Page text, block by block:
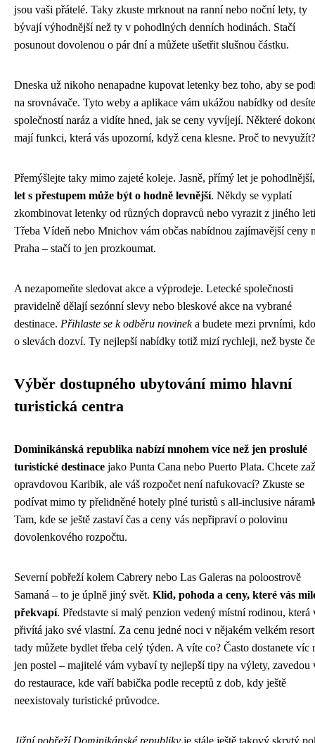
jsou vaši přátelé. Taky zkuste mrknout na ranní nebo noční lety, ty
bývají výhodnější než ty v pohodlných denních hodinách. Stačí
posunout dovolenou o pár dní a můžete ušetřit slušnou částku.
Dneska už nikoho nenapadne kupovat letenky bez toho, aby se
na srovnávače. Tyto weby a aplikace vám ukážou nabídky od
společností naráz a vidíte hned, jak se ceny vyvíjejí. Některé
mají funkci, která vás upozorní, když cena klesne. Proč to nevyužít?
Přemýšlejte taky mimo zajeté koleje. Jasně, přímý let je
let s přestupem může být o hodně levnější. Někdy se vyplatí
zkombinovat letenky od různých dopravců nebo vyrazit z jiného
Třeba Vídeň nebo Mnichov vám občas nabídnou zajímavější ceny
Praha – stačí to jen prozkoumat.
A nezapomeňte sledovat akce a výprodeje. Letecké společnosti
pravidelně dělají sezónní slevy nebo bleskové akce na vybrané
destinace. Přihlaste se k odběru novineka budete mezi prvními,
o slevách dozví. Ty nejlepší nabídky totiž mizí rychleji, než byste
Výběr dostupného ubytování mimo hlavní
turistická centra
Dominikánská republika nabízí mnohem více než jen proslulé
turistické destinace jako Punta Cana nebo Puerto Plata. Chcete
opravdovou Karibik, ale váš rozpočet není nafukovací? Zkuste se
podívat mimo ty přelidněné hotely plné turistů s all-inclusive
Tam, kde se ještě zastaví čas a ceny vás nepřipraví o polovinu
dovolenkového rozpočtu.
Severní pobřeží kolem Cabrery nebo Las Galeras na poloostrově
Samaná – to je úplně jiný svět. Klid, pohoda a ceny, které vás
překvapí. Představte si malý penzion vedený místní rodinou, která
přivítá jako své vlastní. Za cenu jedné noci v nějakém velkém
tady můžete bydlet třeba celý týden. A víte co? Často dostanete víc
jen postel – majitelé vám vybaví ty nejlepší tipy na výlety, zavedou
do restaurace, kde vaří babička podle receptů z dob, kdy ještě
neexistovaly turistické průvodce.